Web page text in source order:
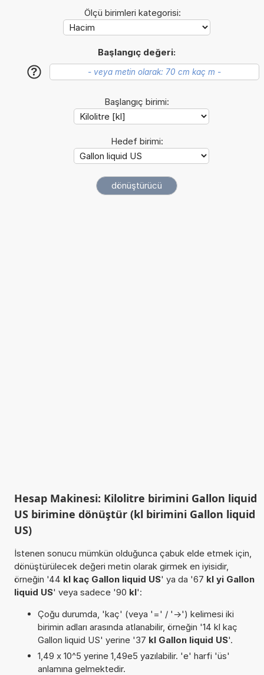
Ölçü birimleri kategorisi:
Başlangıç değeri:
?
Başlangıç birimi:
Hedef birimi:
Hesap Makinesi: Kilolitre birimini Gallon liquid
US birimine dönüştür (kl birimini Gallon liquid
US)
İstenen sonucu mümkün olduğunca çabuk elde etmek için,
dönüştürülecek değeri metin olarak girmek en iyisidir,
örneğin '44 kl kaç Gallon liquid US' ya da '67 kl yi Gallon
liquid US' veya sadece '90 kl':
Çoğu durumda, 'kaç' (veya '=' / '->') kelimesi iki
birimin adları arasında atlanabilir, örneğin '14 kl kaç
Gallon liquid US' yerine '37 kl Gallon liquid US'.
1,49 x 10^5 yerine 1,49e5 yazılabilir. 'e' harfi 'üs'
anlamına gelmektedir.